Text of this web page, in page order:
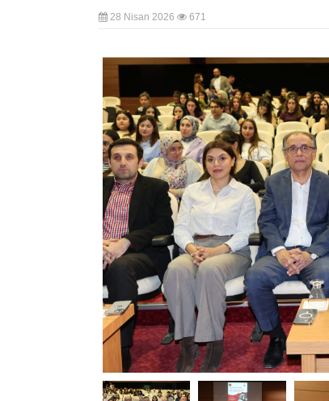
28 Nisan 2026 671